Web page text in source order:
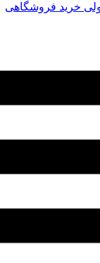
خرید فروشگاهی